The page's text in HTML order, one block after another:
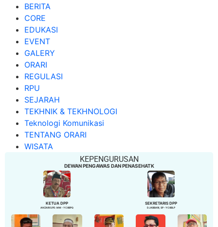
BERITA
CORE
EDUKASI
EVENT
GALERY
ORARI
REGULASI
RPU
SEJARAH
TEKHNIK & TEKHNOLOGI
Teknologi Komunikasi
TENTANG ORARI
WISATA
KEPENGURUSAN
DEWAN PENGAWAS DAN PENASEHATK
KETUA DPP
ANZARI S.PD. MM - YC8BPQ
SEKRETARIS DPP
DJABBARI, SP - YC8BLP